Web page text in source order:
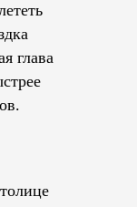
глава